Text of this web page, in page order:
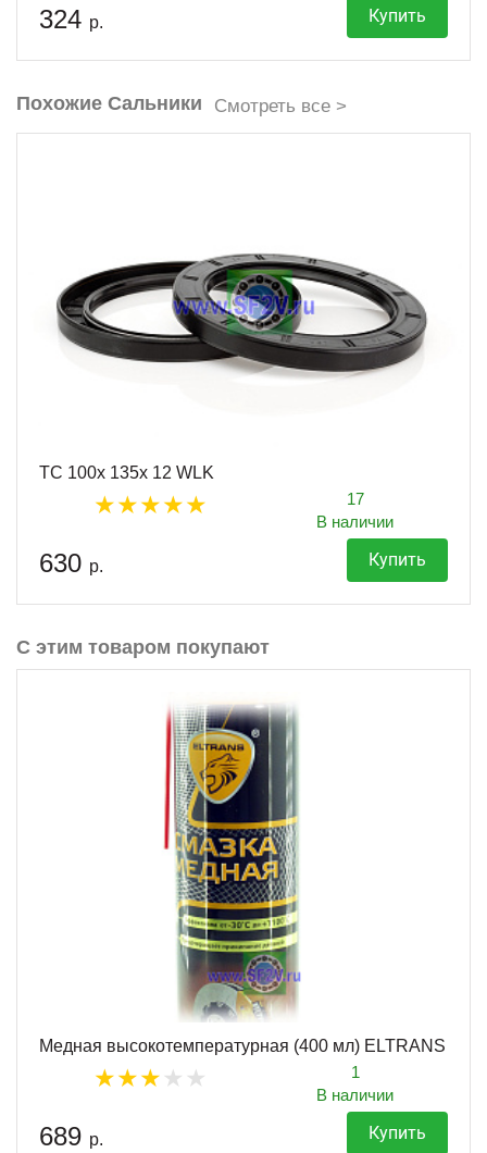
324 р. Купить
Похожие Сальники Смотреть все >
TC 100x 135x 12 WLK
17
В наличии
630 р. Купить
С этим товаром покупают
Медная высокотемпературная (400 мл) ELTRANS
1
В наличии
689 р. Купить